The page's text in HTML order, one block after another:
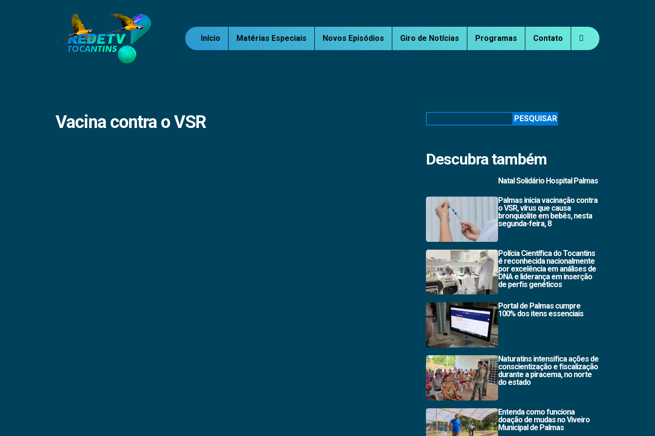
Início Matérias Especiais Novos Episódios Giro de Notícias Programas Contato
Vacina contra o VSR PESQUISAR
Descubra também
Natal Solidário Hospital Palmas
Palmas inicia vacinação contra
o VSR, vírus que causa
bronquiolite em bebês, nesta
segunda-feira, 8
Polícia Científica do Tocantins
é reconhecida nacionalmente
por excelência em análises de
DNA e liderança em inserção
de perfis genéticos
Portal de Palmas cumpre
100% dos itens essenciais
Naturatins intensifica ações de
conscientização e fiscalização
durante a piracema, no norte
do estado
Entenda como funciona
doação de mudas no Viveiro
Municipal de Palmas